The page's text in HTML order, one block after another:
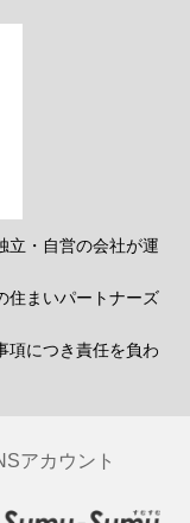
立・自営の会社が運
住まいパートナーズ
項につき責任を負わ
アカウント